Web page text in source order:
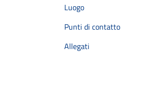
Luogo
Punti di contatto
Allegati